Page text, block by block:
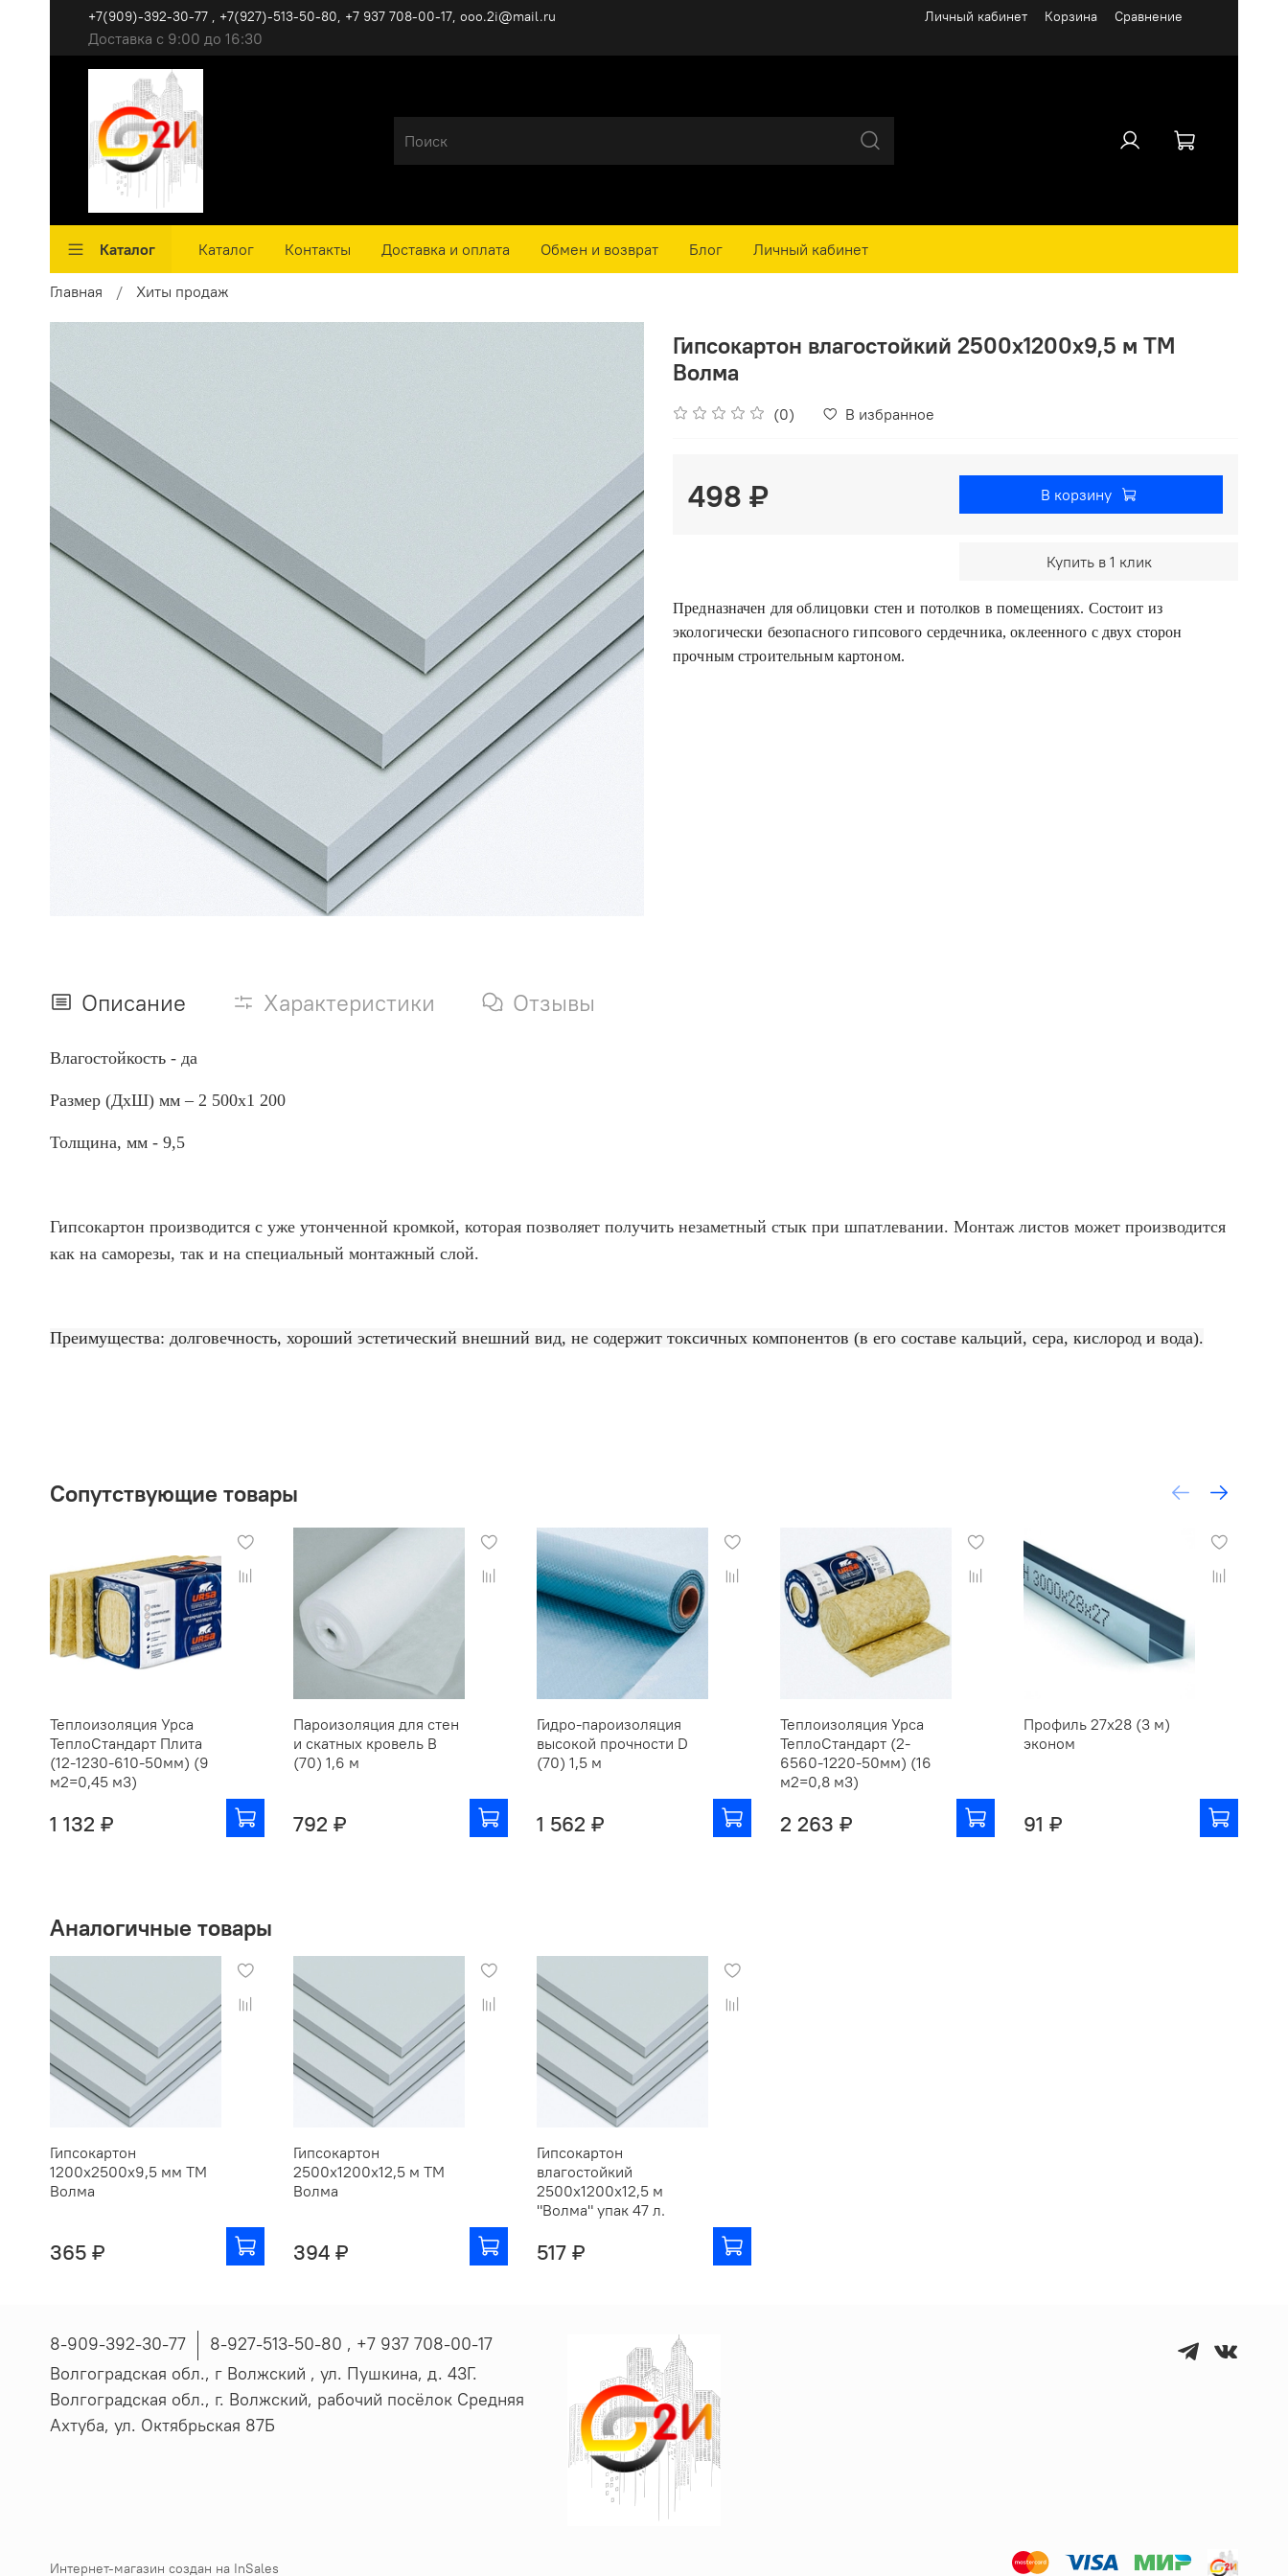
Личный кабинет Корзина Сравнение
Доставка с 9:00 до 16:30
+7(909)-392-30-77 , +7(927)-513-50-80, ‪+7 937 708-00-17, ooo.2i@mail.ru
Каталог Каталог Контакты Доставка и оплата Обмен и возврат Блог Личный кабинет
Главная Хиты продаж
Гипсокартон влагостойкий 2500х1200х9,5 м ТМ
Волма
(0) В избранное
498 ₽ В корзину
Купить в 1 клик
Предназначен для облицовки стен и потолков в помещениях. Состоит из
экологически безопасного гипсового сердечника, оклеенного с двух сторон
прочным строительным картоном.
Описание Характеристики Отзывы
Влагостойкость - да
Размер (ДхШ) мм – 2 500х1 200
Толщина, мм - 9,5
Гипсокартон производится с уже утонченной кромкой, которая позволяет получить незаметный стык при шпатлевании. Монтаж листов может производится
как на саморезы, так и на специальный монтажный слой.
Преимущества: долговечность, хороший эстетический внешний вид, не содержит токсичных компонентов (в его составе кальций, сера, кислород и вода).
Сопутствующие товары
Теплоизоляция Урса
ТеплоСтандарт Плита
(12-1230-610-50мм) (9
м2=0,45 м3)
1 132 ₽
Пароизоляция для стен
и скатных кровель В
(70) 1,6 м
792 ₽
Гидро-пароизоляция
высокой прочности D
(70) 1,5 м
1 562 ₽
Теплоизоляция Урса
ТеплоСтандарт (2-
6560-1220-50мм) (16
м2=0,8 м3)
2 263 ₽
Профиль 27х28 (3 м)
эконом
91 ₽
Аналогичные товары
Гипсокартон
1200х2500х9,5 мм ТМ
Волма
365 ₽
Гипсокартон
2500х1200х12,5 м ТМ
Волма
394 ₽
Гипсокартон
влагостойкий
2500х1200х12,5 м
"Волма" упак 47 л.
517 ₽
8-909-392-30-77
8-927-513-50-80 , ‪+7 937 708-00-17
Волгоградская обл., г Волжский , ул. Пушкина, д. 43Г.
Волгоградская обл., г. Волжский, рабочий посёлок Средняя
Ахтуба, ул. Октябрьская 87Б
Интернет-магазин создан на InSales